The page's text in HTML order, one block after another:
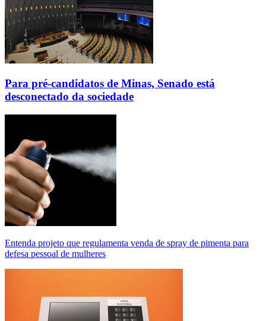
Para pré-candidatos de Minas, Senado está
desconectado da sociedade
Entenda projeto que regulamenta venda de spray de pimenta para
defesa pessoal de mulheres